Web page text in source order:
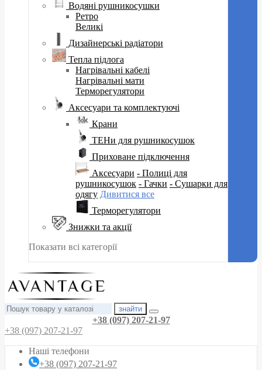
Водяні рушникосушки
Ретро
Великі
Дизайнерські радіатори
Тепла підлога
Нагрівальні кабелі
Нагрівальні мати
Терморегулятори
Аксесуари та комплектуючі
Крани
ТЕНи для рушникосушок
Приховане підключення
Аксесуари - Полиці для
рушникосушок - Гачки - Сушарки для
одягу Дивитися все
Терморегулятори
Знижки та акції
Показати всі категорії
знайти
+38 (097) 207-21-97
+38 (097) 207-21-97
Наші телефони
+38 (097) 207-21-97